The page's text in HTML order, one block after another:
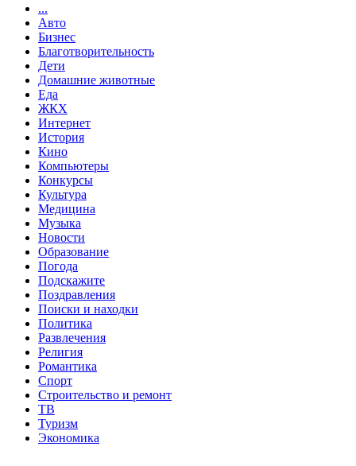
...
Авто
Бизнес
Благотворительность
Дети
Домашние животные
Еда
ЖКХ
Интернет
История
Кино
Компьютеры
Конкурсы
Культура
Медицина
Музыка
Новости
Образование
Погода
Подскажите
Поздравления
Поиски и находки
Политика
Развлечения
Религия
Романтика
Спорт
Строительство и ремонт
ТВ
Туризм
Экономика